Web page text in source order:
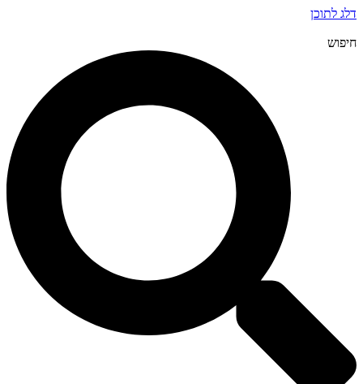
דלג לתוכן
חיפוש